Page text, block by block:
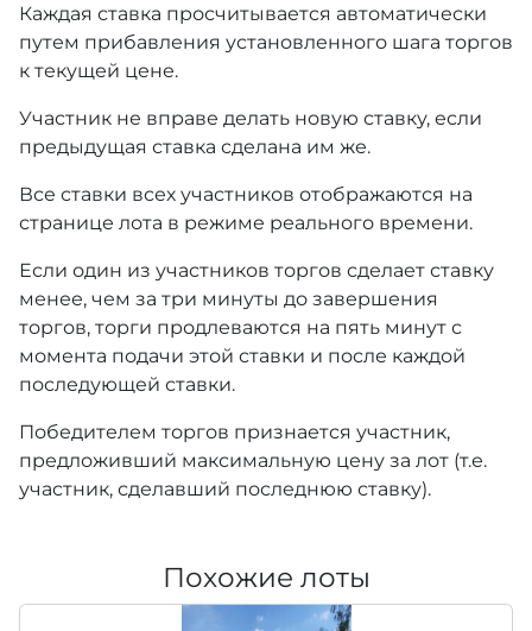
Каждая ставка просчитывается автоматически
путем прибавления установленного шага торгов
к текущей цене.
Участник не вправе делать новую ставку, если
предыдущая ставка сделана им же.
Все ставки всех участников отображаются на
странице лота в режиме реального времени.
Если один из участников торгов сделает ставку
менее, чем за три минуты до завершения
торгов, торги продлеваются на пять минут с
момента подачи этой ставки и после каждой
последующей ставки.
Победителем торгов признается участник,
предложивший максимальную цену за лот (т.е.
участник, сделавший последнюю ставку).
Похожие лоты